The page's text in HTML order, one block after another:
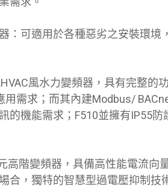
：可適用於各種惡劣之安裝環境
風水力變頻器，具有完整的
用需求；而其內建Modbus/
的機能需求；F510並擁有IP55
高階變頻器，具備高性能電流向
合，獨特的智慧型過電壓抑制技